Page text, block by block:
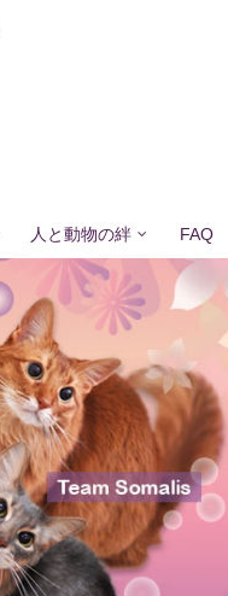
人と動物の絆 FAQ